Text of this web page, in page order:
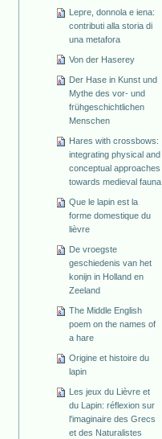
Lepre, donnola e iena:
contributi alla storia di
una metafora
Von der Haserey
Der Hase in Kunst und
Mythe des vor- und
frühgeschichtlichen
Menschen
Hares with crossbows:
integrating physical and
conceptual approaches
towards medieval fauna
Que le lapin est la
forme domestique du
lièvre
De vroegste
geschiedenis van het
konijn in Holland en
Zeeland
The Middle English
poem on the names of
a hare
Origine et histoire du
lapin
Les jeux du Lièvre et
du Lapin: réflexion sur
l'imaginaire des Grecs
et des Naturalistes